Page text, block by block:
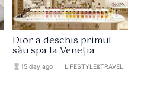
Dior a deschis primul
său spa la Veneția
hourglass_full 15 day ago LIFESTYLE&TRAVEL